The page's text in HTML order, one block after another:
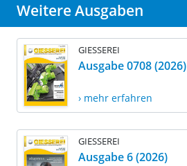
Weitere Ausgaben
GIESSEREI
Ausgabe 0708 (2026)
› mehr erfahren
GIESSEREI
Ausgabe 6 (2026)